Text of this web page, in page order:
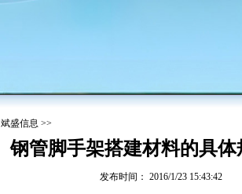
斌盛信息 >>
钢管脚手架搭建材料的具体
发布时间： 2016/1/23 15:43:42